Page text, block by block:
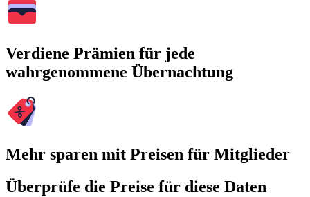
Verdiene Prämien für jede
wahrgenommene Übernachtung
Mehr sparen mit Preisen für Mitglieder
Überprüfe die Preise für diese Daten